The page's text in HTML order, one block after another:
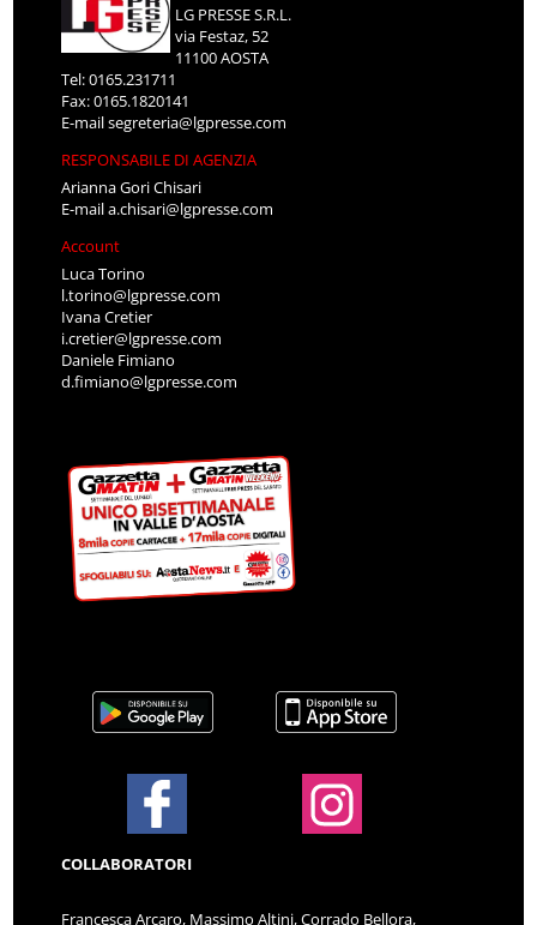
LG PRESSE S.R.L.
via Festaz, 52
11100 AOSTA
Tel: 0165.231711
Fax: 0165.1820141
E-mailsegreteria@lgpresse.com
RESPONSABILE DI AGENZIA
Arianna Gori Chisari
E-maila.chisari@lgpresse.com
Account
Luca Torino
l.torino@lgpresse.com
Ivana Cretier
i.cretier@lgpresse.com
Daniele Fimiano
d.fimiano@lgpresse.com
COLLABORATORI
Francesca Arcaro, Massimo Altini, Corrado Bellora,